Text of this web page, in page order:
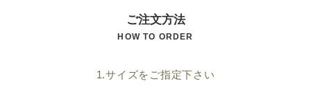
ご注文方法
HOW TO ORDER
1.サイズをご指定下さい